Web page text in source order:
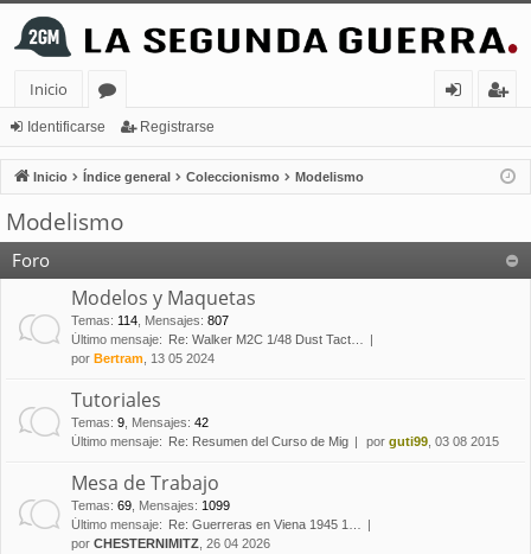
Inicio
or
os
nt
ifi
ist
ra
Identificarse Registrarse
Inicio Índice general Coleccionismo Modelismo
Modelismo
Foro
Modelos y Maquetas
Temas: 114 Mensajes: 807
Último mensaje: Re: Walker M2C 1/48 Dust Tact…
por Bertram , 13 05 2024
Tutoriales
Temas: 9 Mensajes: 42
Último mensaje: Re: Resumen del Curso de Mig por guti99 , 03 08 2015
Mesa de Trabajo
Temas: 69 Mensajes: 1099
Último mensaje: Re: Guerreras en Viena 1945 1…
por CHESTERNIMITZ , 26 04 2026